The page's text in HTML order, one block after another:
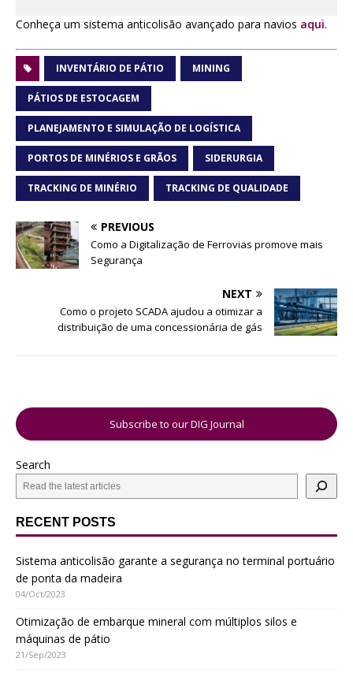
Conheça um sistema anticolisão avançado para navios aqui.
INVENTÁRIO DE PÁTIO MINING
PÁTIOS DE ESTOCAGEM
PLANEJAMENTO E SIMULAÇÃO DE LOGÍSTICA
PORTOS DE MINÉRIOS E GRÃOS SIDERURGIA
TRACKING DE MINÉRIO TRACKING DE QUALIDADE
PREVIOUS
Como a Digitalização de Ferrovias promove mais
Segurança
NEXT
Como o projeto SCADA ajudou a otimizar a
distribuição de uma concessionária de gás
Subscribe to our DIG Journal
Search
RECENT POSTS
Sistema anticolisão garante a segurança no terminal portuário
de ponta da madeira
04/Oct/2023
Otimização de embarque mineral com múltiplos silos e
máquinas de pátio
21/Sep/2023